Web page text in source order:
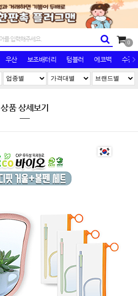
0
우산 보조배터리 텀블러 에코백 수건/
상품 상세보기